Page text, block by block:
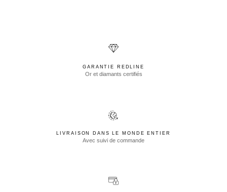
GARANTIE REDLINE
Or et diamants certifiés
LIVRAISON DANS LE MONDE ENTIER
Avec suivi de commande